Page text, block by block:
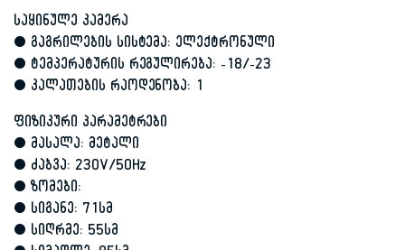
საყინულე კამერა
• გაგრილების სისტემა: ელექტრონული
• ტემპერატურის რეგულირება: -18/-23
• კალათების რაოდენობა: 1
ფიზიკური პარამეტრები
• მასალა: მეტალი
• ძაბვა: 230V/50Hz
• ზომები:
• სიგანე: 71სმ
• სიღრმე: 55სმ